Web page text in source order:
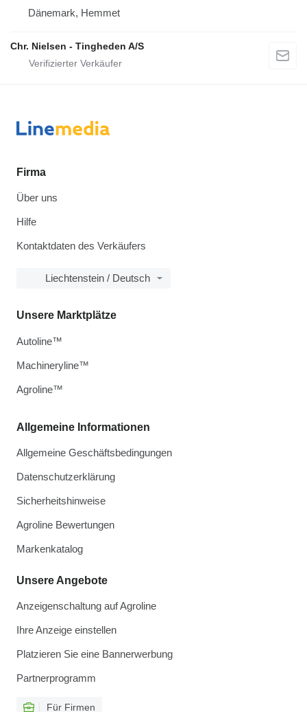
Dänemark, Hemmet
Chr. Nielsen - Tingheden A/S
Firma
Über uns
Hilfe
Kontaktdaten des Verkäufers
Liechtenstein / Deutsch
Allgemeine Informationen
Allgemeine Geschäftsbedingungen
Datenschutzerklärung
Sicherheitshinweise
Agroline Bewertungen
Markenkatalog
Unsere Angebote
Anzeigenschaltung auf Agroline
Ihre Anzeige einstellen
Platzieren Sie eine Bannerwerbung
Partnerprogramm
Für Firmen
Unsere Marktplätze
Autoline™
Machineryline™
Agroline™